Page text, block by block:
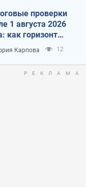
проверки
1 августа 2026
как горизонт
сокращается с
3 лет
Карпова 12